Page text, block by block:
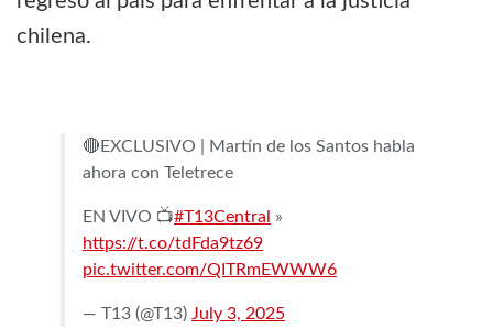
chilena.
🔴EXCLUSIVO | Martín de los Santos habla
ahora con Teletrece
EN VIVO 📺#T13Central
»
https://t.co/tdFda9tz69
pic.twitter.com/QITRmEWWW6
— T13 (@T13) July 3, 2025